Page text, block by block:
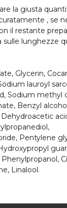
la giusta
, se
il restante
sulle lunghezze
Glycerin,
lauroyl
Sodium methyl
Benzyl
Pentylene
guar
Linalool.